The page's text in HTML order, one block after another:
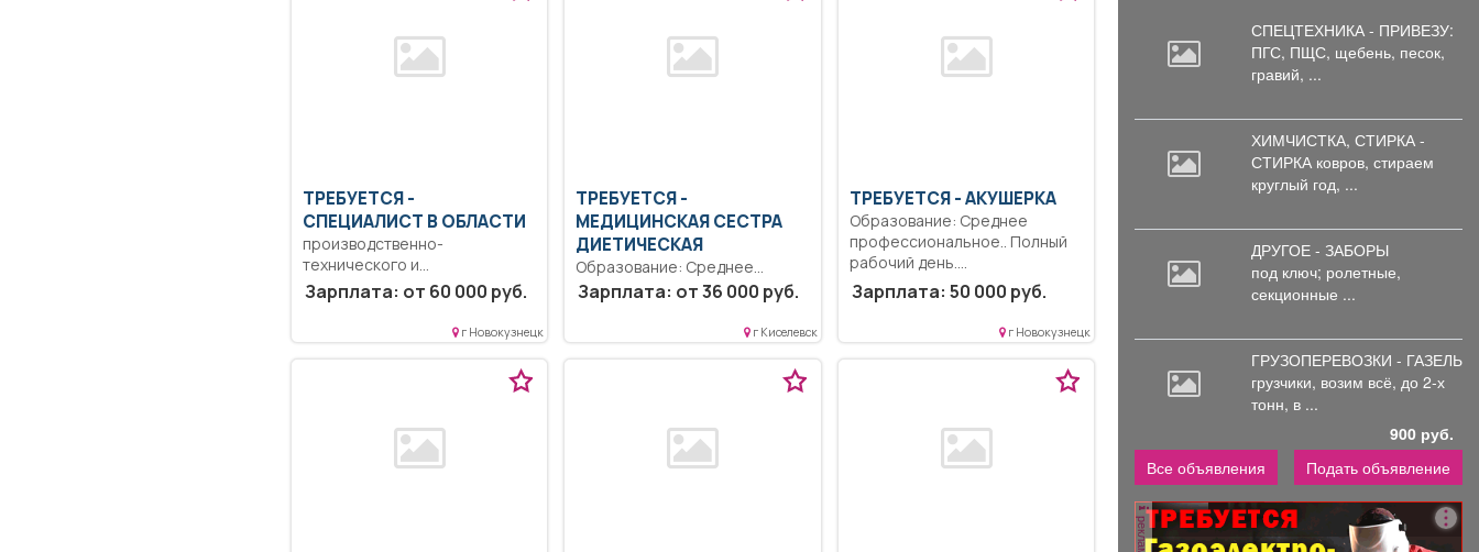
ТРЕБУЕТСЯ -
СПЕЦИАЛИСТ В ОБЛАСТИ
производственно-
технического и
технологического
обеспечения строительного
производства Образование:
Высшее образование —...
Зарплата: от 60 000 руб.
г Новокузнецк
ТРЕБУЕТСЯ -
МЕДИЦИНСКАЯ СЕСТРА
ДИЕТИЧЕСКАЯ
Образование: Среднее
профессиональное
образование.
Ответственность.
Зарплата: от 36 000 руб.
г Киселевск
ТРЕБУЕТСЯ - АКУШЕРКА
Образование: Среднее
профессиональное.. Полный
рабочий день.
Единовременная денежная
выплата молодым...
Зарплата: 50 000 руб.
г Новокузнецк
СПЕЦТЕХНИКА - ПРИВЕЗУ:
ПГС, ПЩС, щебень, песок,
гравий, ...
ХИМЧИСТКА, СТИРКА -
СТИРКА ковров, стираем
круглый год, ...
ДРУГОЕ - ЗАБОРЫ
под ключ; ролетные,
секционные ...
ГРУЗОПЕРЕВОЗКИ - ГАЗЕЛЬ
грузчики, возим всё, до 2-х
тонн, в ...
900 руб.
Все объявления
Подать объявление
реклама